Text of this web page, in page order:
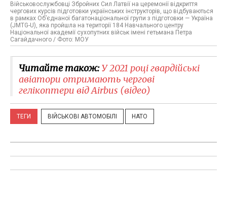
Військовослужбовці Збройних Сил Латвії на церемонії відкриття
чергових курсів підготовки українських інструкторів, що відбуваються
в рамках Об’єднаної багатонаціональної групи з підготовки — Україна
(JMTG-U), яка пройшла на території 184 Навчального центру
Національної академії сухопутних військ імені гетьмана Петра
Сагайдачного / Фото: МОУ
Читайте також:У 2021 році гвардійські
авіатори отримають чергові
гелікоптери від Airbus (відео)
ТЕГИ ВІЙСЬКОВІ АВТОМОБІЛІ НАТО